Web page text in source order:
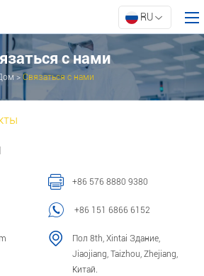
Связаться с нами
RU
с нами
> Связаться с нами
+86 576 8880 9380
+86 151 6866 6152
Пол 8th, Xintai Здание,
Jiaojiang, Taizhou, Zhejiang,
Китай.